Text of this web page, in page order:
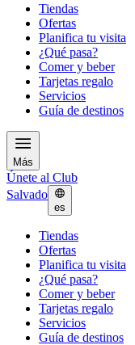
Tiendas
Ofertas
Planifica tu visita
¿Qué pasa?
Comer y beber
Tarjetas regalo
Servicios
Guía de destinos
Más
Únete al Club
Salvado
es
Tiendas
Ofertas
Planifica tu visita
¿Qué pasa?
Comer y beber
Tarjetas regalo
Servicios
Guía de destinos